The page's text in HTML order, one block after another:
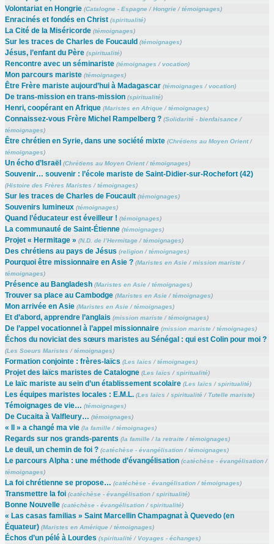
Volontariat en Hongrie (Catalogne - Espagne/Hongrie/témoignages)
Enracinés et fondés en Christ (spiritualité)
La Cité de la Miséricorde (témoignages)
Sur les traces de Charles de Foucauld (témoignages)
Jésus, l’enfant du Père (spiritualité)
Rencontre avec un séminariste (témoignages /vocation)
Mon parcours mariste (témoignages)
Être Frère mariste aujourd’hui à Madagascar (témoignages /vocation)
De trans-mission en trans-mission (spiritualité)
Henri, coopérant en Afrique (Maristes en Afrique/témoignages)
Connaissez-vous Frère Michel Rampelberg ? (Solidarité - bienfaisance/
témoignages)
Être chrétien en Syrie, dans une société mixte (Chrétiens au Moyen Orient/
témoignages)
Un écho d’Israël (Chrétiens au Moyen Orient/témoignages)
Souvenir… souvenir : l’école mariste de Saint-Didier-sur-Rochefort (42)
(Histoire des Frères Maristes /témoignages)
Sur les traces de Charles de Foucault (témoignages)
Souvenirs lumineux (témoignages)
Quand l’éducateur est éveilleur ! (témoignages)
La communauté de Saint-Étienne (témoignages)
Projet « Hermitage » (N.D. de l’Hermitage/témoignages)
Des chrétiens au pays de Jésus (religion/témoignages)
Pourquoi être missionnaire en Asie ? (Maristes en Asie/mission mariste/
témoignages)
Présence au Bangladesh (Maristes en Asie/témoignages)
Trouver sa place au Cambodge (Maristes en Asie/témoignages)
Mon arrivée en Asie (Maristes en Asie/témoignages)
Et d’abord, apprendre l’anglais (mission mariste/témoignages)
De l’appel vocationnel à l’appel missionnaire (mission mariste/témoignages)
Échos du noviciat des sœurs maristes au Sénégal : qui est Colin pour moi ?
(Les Soeurs Maristes /témoignages)
Formation conjointe : frères-laïcs (Les laïcs /témoignages)
Projet des laïcs maristes de Catalogne (Les laïcs / spiritualité)
Le laïc mariste au sein d’un établissement scolaire (Les laïcs /spiritualité)
Les équipes maristes locales : E.M.L. (Les laïcs / spiritualité/ Tutelle mariste)
Témoignages de vie… (témoignages)
De Cucaita à Valfleury… (témoignages)
« Il » a changé ma vie (la famille/témoignages)
Regards sur nos grands-parents (la famille/la retraite/témoignages)
Le deuil, un chemin de foi ? (catéchèse - évangélisation/témoignages)
Le parcours Alpha : une méthode d’évangélisation (catéchèse - évangélisation/
témoignages)
La foi chrétienne se propose… (catéchèse - évangélisation/témoignages)
Transmettre la foi (catéchèse - évangélisation/ spiritualité)
Bonne Nouvelle (catéchèse - évangélisation/spiritualité)
« Las casas familias » Saint Marcellin Champagnat à Quevedo (en
Équateur) (Maristes en Amérique/témoignages)
Échos d’un pélé à Lourdes (spiritualité/ Voyages - échanges)